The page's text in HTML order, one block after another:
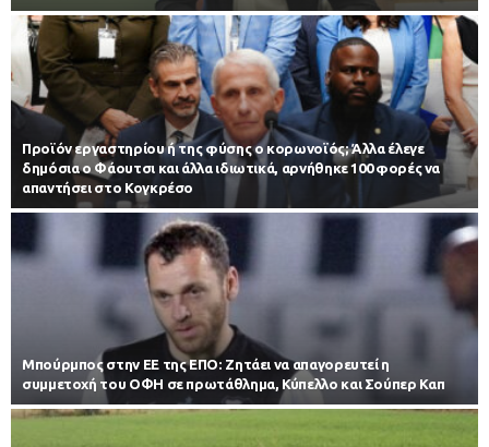
Προϊόν εργαστηρίου ή της φύσης ο κορωνοϊός; Άλλα έλεγε
δημόσια ο Φάουτσι και άλλα ιδιωτικά, αρνήθηκε 100 φορές να
απαντήσει στο Κογκρέσο
Μπούρμπος στην ΕΕ της ΕΠΟ: Ζητάει να απαγορευτεί η
συμμετοχή του ΟΦΗ σε πρωτάθλημα, Κύπελλο και Σούπερ Καπ